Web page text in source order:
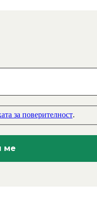
за поверителност.